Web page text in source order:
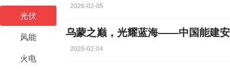
光伏
风能
火电
2026-02-05
2026-02-04